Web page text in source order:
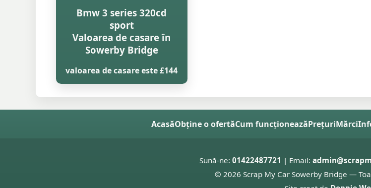
Bmw 3 series 320cd
sport
Valoarea de casare în
Sowerby Bridge
valoarea de casare este £144
AcasăObține o ofertăCum funcționeazăPrețuriMărci
Sună-ne: 01422487721 | Email:
© 2026 Scrap My Car Sowerby Bridge —